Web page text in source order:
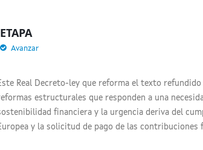
ETAPA
Avanzar
Real Decreto-ley que reforma el texto
estructurales que responden a una
financiera y la urgencia deriva del
y la solicitud de pago de las contribuciones